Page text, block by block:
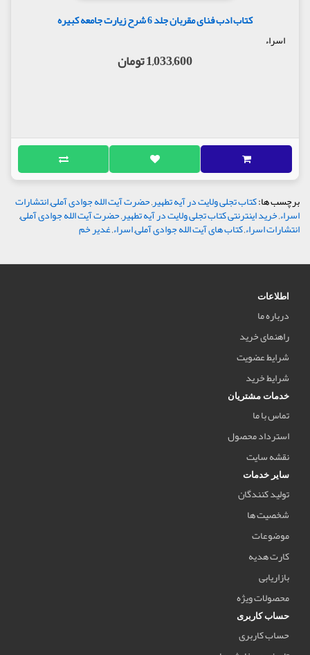
کتاب ادب فنای مقربان جلد 6 شرح زیارت جامعه کبیره
اسراء
1,033,600 تومان
برچسب ها:کتاب تجلی ولایت در آیه تطهیر,حضرت آیت الله جوادی آملی,انتشارات
اسراء,خرید اینترنتی کتاب تجلی ولایت در آیه تطهیر,حضرت آیت الله جوادی آملی,
انتشارات اسراء,کتاب های آیت الله جوادی آملی,اسراء,غدیر خم
اطلاعات
درباره ما
راهنمای خرید
شرایط عضویت
شرایط خرید
خدمات مشتریان
تماس با ما
استرداد محصول
نقشه سایت
سایر خدمات
تولید کنندگان
شخصیت ها
موضوعات
کارت هدیه
بازاریابی
محصولات ویژه
حساب کاربری
حساب کاربری